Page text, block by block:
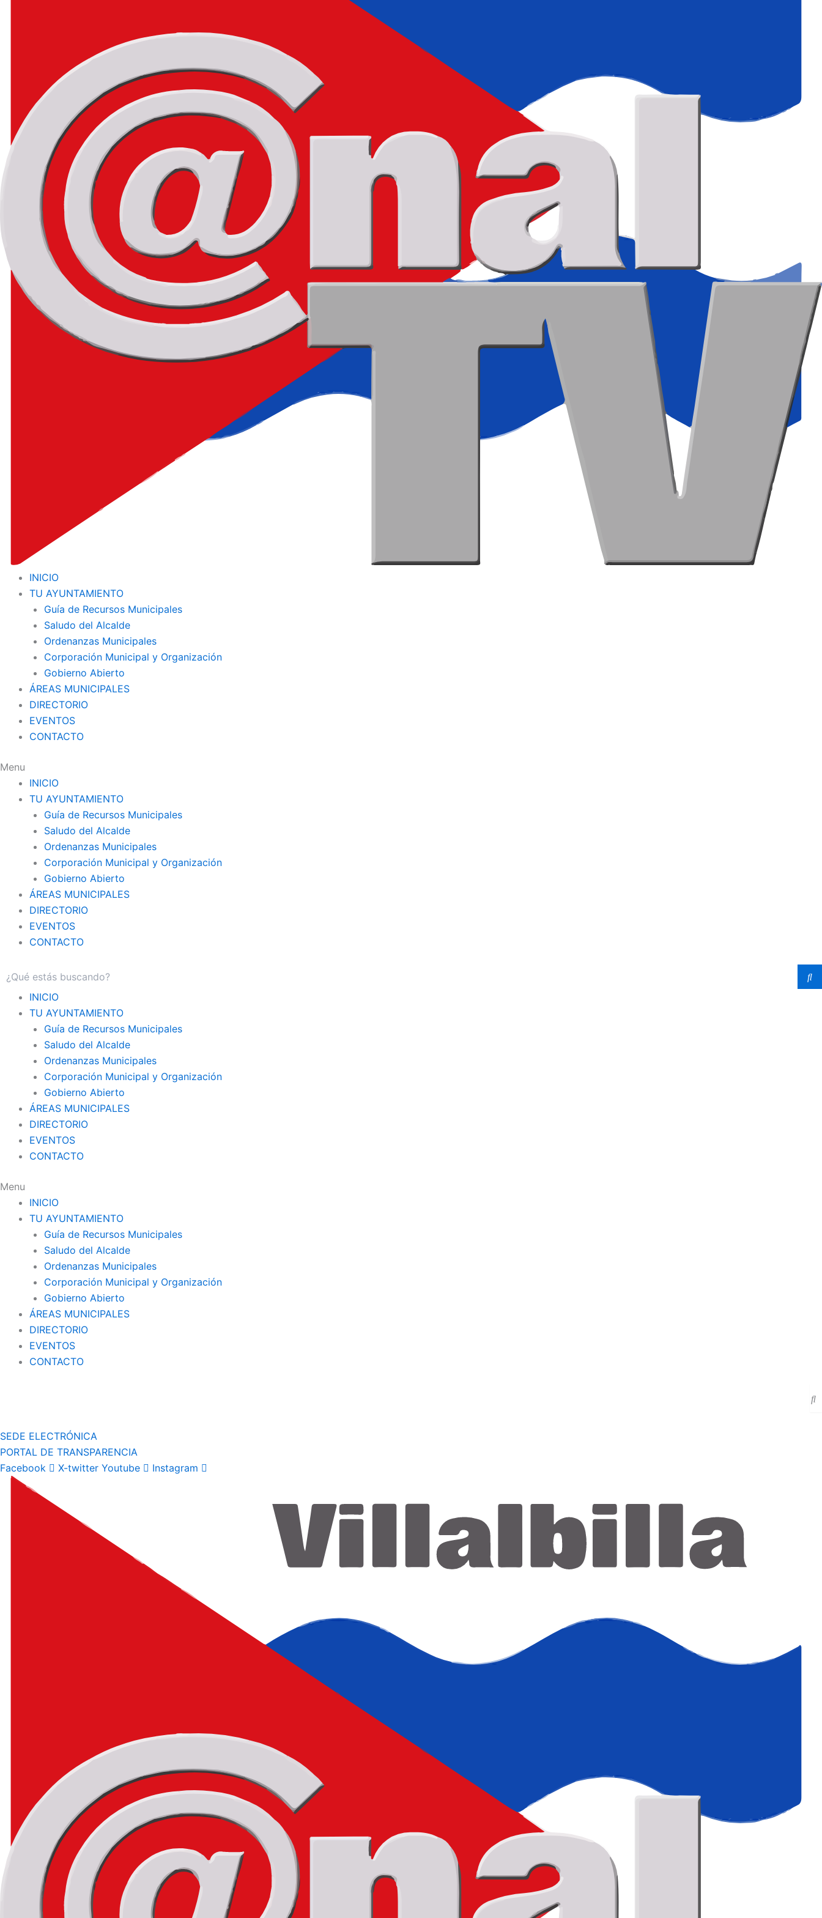
INICIO
TU AYUNTAMIENTO
Guía de Recursos Municipales
Saludo del Alcalde
Ordenanzas Municipales
Corporación Municipal y Organización
Gobierno Abierto
ÁREAS MUNICIPALES
DIRECTORIO
EVENTOS
CONTACTO
Menu
INICIO
TU AYUNTAMIENTO
Guía de Recursos Municipales
Saludo del Alcalde
Ordenanzas Municipales
Corporación Municipal y Organización
Gobierno Abierto
ÁREAS MUNICIPALES
DIRECTORIO
EVENTOS
CONTACTO
INICIO
TU AYUNTAMIENTO
Guía de Recursos Municipales
Saludo del Alcalde
Ordenanzas Municipales
Corporación Municipal y Organización
Gobierno Abierto
ÁREAS MUNICIPALES
DIRECTORIO
EVENTOS
CONTACTO
Menu
INICIO
TU AYUNTAMIENTO
Guía de Recursos Municipales
Saludo del Alcalde
Ordenanzas Municipales
Corporación Municipal y Organización
Gobierno Abierto
ÁREAS MUNICIPALES
DIRECTORIO
EVENTOS
CONTACTO
SEDE ELECTRÓNICA
PORTAL DE TRANSPARENCIA
Facebook
X-twitter Youtube Instagram